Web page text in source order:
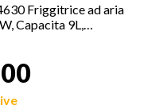
Friggitrice ad aria
Capacita 9L,
fino a 200°,
per
Bianco